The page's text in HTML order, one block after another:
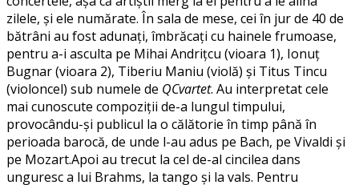
zilele, și ele numărate. În sala de mese, cei în jur de 40 de
bătrâni au fost adunați, îmbrăcați cu hainele frumoase,
pentru a-i asculta pe Mihai Andrițcu (vioara 1), Ionuț
Bugnar (vioara 2), Tiberiu Maniu (violă) și Titus Tincu
(violoncel) sub numele de QCvartet. Au interpretat cele
mai cunoscute compoziții de-a lungul timpului,
provocându-și publicul la o călătorie în timp până în
perioada barocă, de unde l-au adus pe Bach, pe Vivaldi și
pe Mozart.Apoi au trecut la cel de-al cincilea dans
unguresc a lui Brahms, la tango și la vals. Pentru